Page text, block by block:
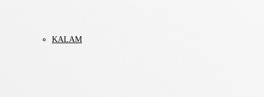
KALAM